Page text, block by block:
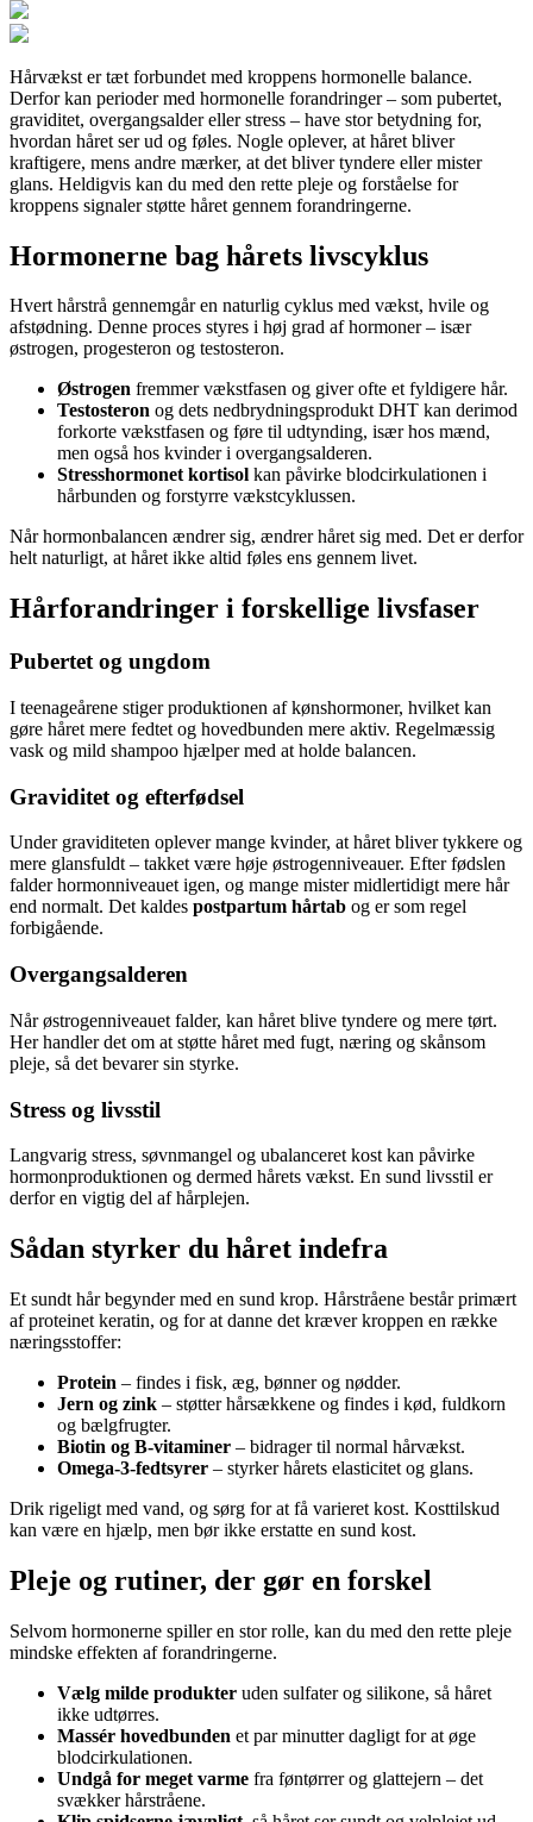
Hårvækst er tæt forbundet med kroppens hormonelle balance.
Derfor kan perioder med hormonelle forandringer – som pubertet,
graviditet, overgangsalder eller stress – have stor betydning for,
hvordan håret ser ud og føles. Nogle oplever, at håret bliver
kraftigere, mens andre mærker, at det bliver tyndere eller mister
glans. Heldigvis kan du med den rette pleje og forståelse for
kroppens signaler støtte håret gennem forandringerne.
Hormonerne bag hårets livscyklus
Hvert hårstrå gennemgår en naturlig cyklus med vækst, hvile og
afstødning. Denne proces styres i høj grad af hormoner – især
østrogen, progesteron og testosteron.
Østrogen fremmer vækstfasen og giver ofte et fyldigere hår.
Testosteron og dets nedbrydningsprodukt DHT kan derimod
forkorte vækstfasen og føre til udtynding, især hos mænd,
men også hos kvinder i overgangsalderen.
Stresshormonet kortisol kan påvirke blodcirkulationen i
hårbunden og forstyrre vækstcyklussen.
Når hormonbalancen ændrer sig, ændrer håret sig med. Det er derfor
helt naturligt, at håret ikke altid føles ens gennem livet.
Hårforandringer i forskellige livsfaser
Pubertet og ungdom
I teenageårene stiger produktionen af kønshormoner, hvilket kan
gøre håret mere fedtet og hovedbunden mere aktiv. Regelmæssig
vask og mild shampoo hjælper med at holde balancen.
Graviditet og efterfødsel
Under graviditeten oplever mange kvinder, at håret bliver tykkere og
mere glansfuldt – takket være høje østrogenniveauer. Efter fødslen
falder hormonniveauet igen, og mange mister midlertidigt mere hår
end normalt. Det kaldes postpartum hårtab og er som regel
forbigående.
Overgangsalderen
Når østrogenniveauet falder, kan håret blive tyndere og mere tørt.
Her handler det om at støtte håret med fugt, næring og skånsom
pleje, så det bevarer sin styrke.
Stress og livsstil
Langvarig stress, søvnmangel og ubalanceret kost kan påvirke
hormonproduktionen og dermed hårets vækst. En sund livsstil er
derfor en vigtig del af hårplejen.
Sådan styrker du håret indefra
Et sundt hår begynder med en sund krop. Hårstråene består primært
af proteinet keratin, og for at danne det kræver kroppen en række
næringsstoffer:
Protein – findes i fisk, æg, bønner og nødder.
Jern og zink – støtter hårsækkene og findes i kød, fuldkorn
og bælgfrugter.
Biotin og B-vitaminer – bidrager til normal hårvækst.
Omega-3-fedtsyrer – styrker hårets elasticitet og glans.
Drik rigeligt med vand, og sørg for at få varieret kost. Kosttilskud
kan være en hjælp, men bør ikke erstatte en sund kost.
Pleje og rutiner, der gør en forskel
Selvom hormonerne spiller en stor rolle, kan du med den rette pleje
mindske effekten af forandringerne.
Vælg milde produkter uden sulfater og silikone, så håret
ikke udtørres.
Massér hovedbunden et par minutter dagligt for at øge
blodcirkulationen.
Undgå for meget varme fra føntørrer og glattejern – det
svækker hårstråene.